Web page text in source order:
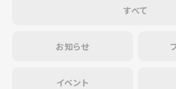
すべて
お知らせ
イベント